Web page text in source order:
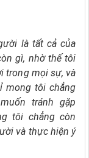
là tất cả của
gì, nhờ thế tôi
trong mọi sự, và
mong tôi chẳng
tránh gặp
tôi chẳng còn
và thực hiện ý